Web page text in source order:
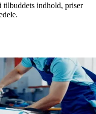
tilbuddets indhold, priser